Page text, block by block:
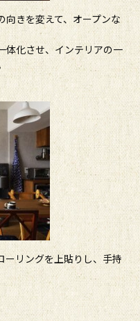
向きを変えて、オープンな
体化させ、インテリアの一
ーリングを上貼りし、手持